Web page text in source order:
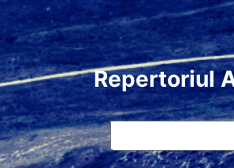
Repertoriul